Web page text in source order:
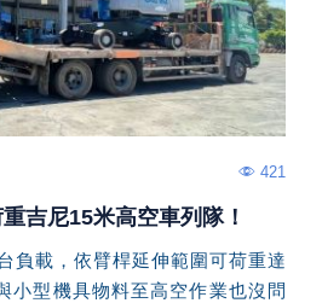
421
吉尼15米高空車列隊！
負載，依臂桿延伸範圍可荷重達
小型機具物料至高空作業也沒問